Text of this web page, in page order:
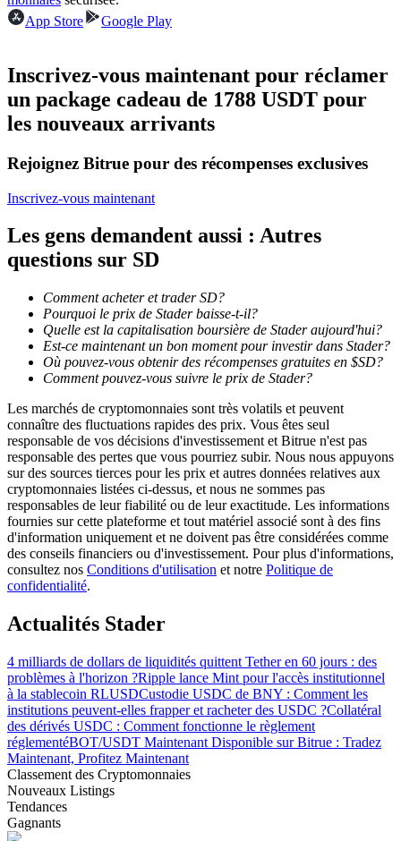
Devenez un trader de copie
Profitez du partage des bénéfices et des commissions de copy
trading
Information
Analyse de mégadonnées, y compris des informations
commerciales, etc.
Guide
Guide de démarrage des contrats à terme
Stratégies de trading
Apprenez à rester rentable
App Store
Google Play
Inscrivez-vous maintenant pour réclamer
un package cadeau de 1788 USDT pour
les nouveaux arrivants
Rejoignez Bitrue pour des récompenses exclusives
Inscrivez-vous maintenant
Les gens demandent aussi : Autres
questions sur SD
Comment acheter et trader SD?
Pourquoi le prix de Stader baisse-t-il?
Quelle est la capitalisation boursière de Stader aujourd'hui?
Est-ce maintenant un bon moment pour investir dans Stader?
Où pouvez-vous obtenir des récompenses gratuites en $SD?
Comment pouvez-vous suivre le prix de Stader?
Les marchés de cryptomonnaies sont très volatils et peuvent
connaître des fluctuations rapides des prix. Vous êtes seul
responsable de vos décisions d'investissement et Bitrue n'est pas
responsable des pertes que vous pourriez subir. Nous nous appuyons
sur des sources tierces pour les prix et autres données relatives aux
cryptomonnaies listées ci-dessus, et nous ne sommes pas
responsables de leur fiabilité ou de leur exactitude. Les informations
fournies sur cette plateforme et tout matériel associé sont à des fins
d'information uniquement et ne doivent pas être considérées comme
des conseils financiers ou d'investissement. Pour plus d'informations,
consultez nos Conditions d'utilisation et notre Politique de
confidentialité.
Actualités Stader
4 milliards de dollars de liquidités quittent Tether en 60 jours : des
problèmes à l'horizon ?Ripple lance Mint pour l'accès institutionnel
à la stablecoin RLUSDCustodie USDC de BNY : Comment les
institutions peuvent-elles frapper et racheter des USDC ?Collatéral
des dérivés USDC : Comment fonctionne le règlement
réglementéBOT/USDT Maintenant Disponible sur Bitrue : Tradez
Maintenant, Profitez Maintenant
Classement des Cryptomonnaies
Nouveaux Listings
Tendances
Gagnants